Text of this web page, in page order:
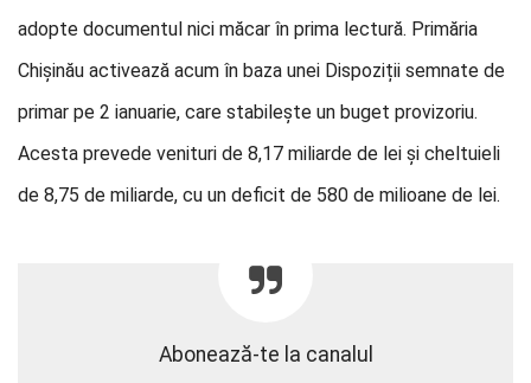
adopte documentul nici măcar în prima lectură. Primăria
Chișinău activează acum în baza unei Dispoziții semnate de
primar pe 2 ianuarie, care stabilește un buget provizoriu.
Acesta prevede venituri de 8,17 miliarde de lei și cheltuieli
de 8,75 de miliarde, cu un deficit de 580 de milioane de lei.
Abonează-te la canalul